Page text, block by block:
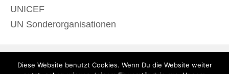
UNICEF
UN Sonderorganisationen
Diese Website benutzt Cookies. Wenn Du die Website weiter